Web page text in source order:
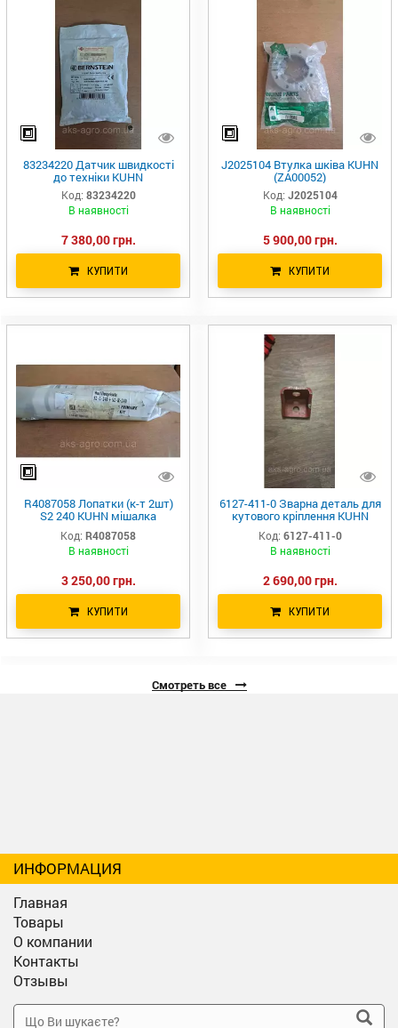
83234220 Датчик швидкості
до техніки KUHN
Код: 83234220
В наявності
7 380,00 грн.
КУПИТИ
J2025104 Втулка шківа KUHN
(ZA00052)
Код: J2025104
В наявності
5 900,00 грн.
КУПИТИ
R4087058 Лопатки (к-т 2шт)
S2 240 KUHN мішалка
розкидача AXIS 20.1
Код: R4087058
В наявності
3 250,00 грн.
КУПИТИ
6127-411-0 Зварна деталь для
кутового кріплення KUHN
Q6017620
Код: 6127-411-0
В наявності
2 690,00 грн.
КУПИТИ
Смотреть все
ИНФОРМАЦИЯ
Главная
Товары
О компании
Контакты
Отзывы